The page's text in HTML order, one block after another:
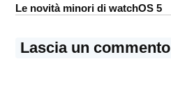
Le novità minori di watchOS 5
Lascia un commento